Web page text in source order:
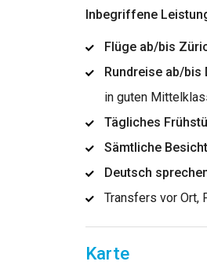
Inbegriffene
Flüge ab/bis
Rundreise ab/bis
in guten
Tägliches
Sämtliche
Deutsch
Transfers vor Ort,
Karte